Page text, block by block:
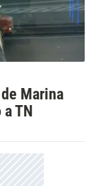
Marina
TN